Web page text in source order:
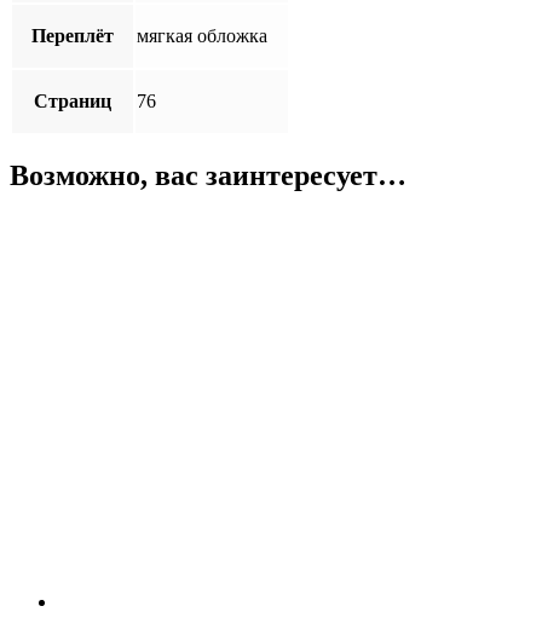
Переплёт мягкая обложка
Страниц 76
Возможно, вас заинтересует…